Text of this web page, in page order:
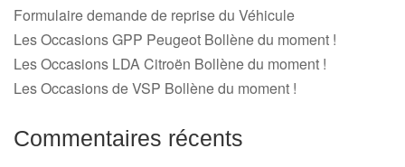
Formulaire demande de reprise du Véhicule
Les Occasions GPP Peugeot Bollène du moment !
Les Occasions LDA Citroën Bollène du moment !
Les Occasions de VSP Bollène du moment !
Commentaires récents